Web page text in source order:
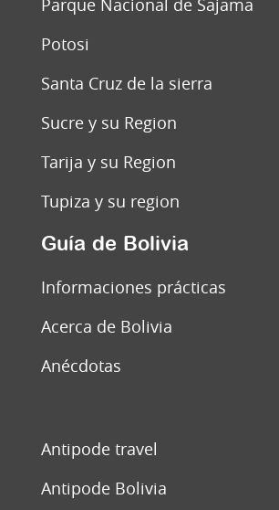
Potosi
Santa Cruz de la sierra
Sucre y su Region
Tarija y su Region
Tupiza y su region
Guía de Bolivia
Informaciones prácticas
Acerca de Bolivia
Anécdotas
Antipode travel
Antipode Bolivia